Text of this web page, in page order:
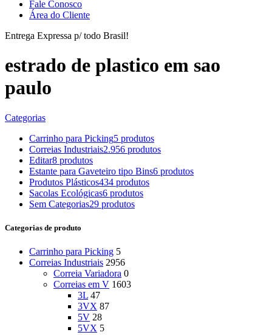
Fale Conosco
Área do Cliente
Entrega Expressa p/ todo Brasil!
estrado de plastico em sao
paulo
Categorias
Carrinho para Picking5 produtos
Correias Industriais2.956 produtos
Editar8 produtos
Estante para Gaveteiro tipo Bins6 produtos
Produtos Plásticos434 produtos
Sacolas Ecológicas6 produtos
Sem Categorias29 produtos
Categorias de produto
Carrinho para Picking 5
Correias Industriais 2956
Correia Variadora 0
Correias em V 1603
3L 47
3VX 87
5V 28
5VX 5